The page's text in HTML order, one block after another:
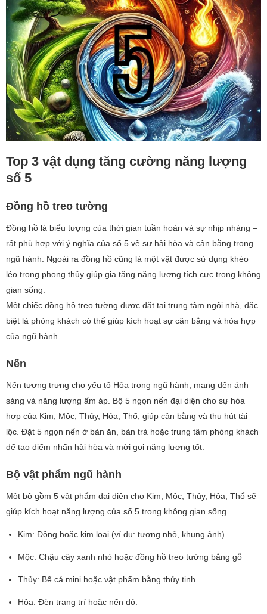
Top 3 vật dụng tăng cường năng lượng
số 5
Đồng hồ treo tường
Đồng hồ là biểu tượng của thời gian tuần hoàn và sự nhịp nhàng –
rất phù hợp với ý nghĩa của số 5 về sự hài hòa và cân bằng trong
ngũ hành. Ngoài ra đồng hồ cũng là một vật được sử dụng khéo
léo trong phong thủy giúp gia tăng năng lượng tích cực trong không
gian sống.
Một chiếc đồng hồ treo tường được đặt tại trung tâm ngôi nhà, đặc
biệt là phòng khách có thể giúp kích hoạt sự cân bằng và hòa hợp
của ngũ hành.
Nến
Nến tượng trưng cho yếu tố Hỏa trong ngũ hành, mang đến ánh
sáng và năng lượng ấm áp. Bộ 5 ngọn nến đại diện cho sự hòa
hợp của Kim, Mộc, Thủy, Hỏa, Thổ, giúp cân bằng và thu hút tài
lộc. Đặt 5 ngọn nến ở bàn ăn, bàn trà hoặc trung tâm phòng khách
để tạo điểm nhấn hài hòa và mời gọi năng lượng tốt.
Bộ vật phẩm ngũ hành
Một bộ gồm 5 vật phẩm đại diện cho Kim, Mộc, Thủy, Hỏa, Thổ sẽ
giúp kích hoạt năng lượng của số 5 trong không gian sống.
Kim: Đồng hoặc kim loại (ví dụ: tượng nhỏ, khung ảnh).
Mộc: Chậu cây xanh nhỏ hoặc đồng hồ treo tường bằng gỗ
Thủy: Bể cá mini hoặc vật phẩm bằng thủy tinh.
Hỏa: Đèn trang trí hoặc nến đỏ.